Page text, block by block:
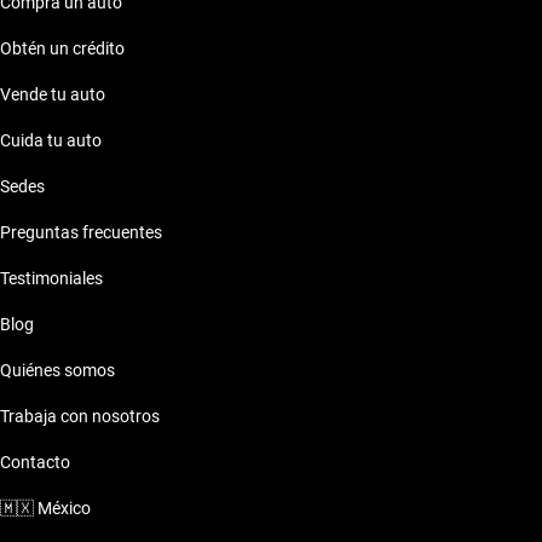
Obtén un crédito
Vende tu auto
Cuida tu auto
Sedes
Preguntas frecuentes
Testimoniales
Blog
Quiénes somos
Trabaja con nosotros
Contacto
🇲🇽 México